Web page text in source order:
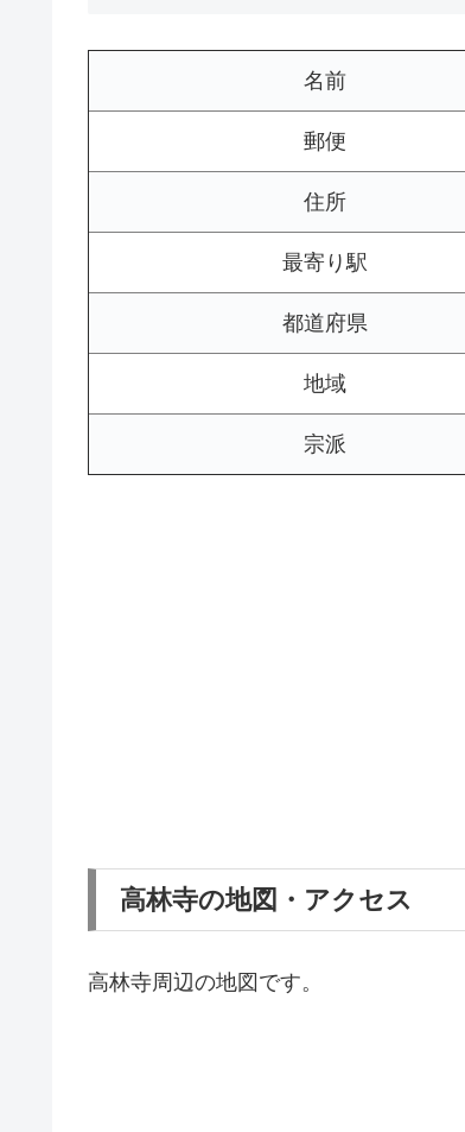
名前
郵便
住所
最寄り駅
都道府県
地域
宗派
高林寺の地図・アクセス
高林寺周辺の地図です。